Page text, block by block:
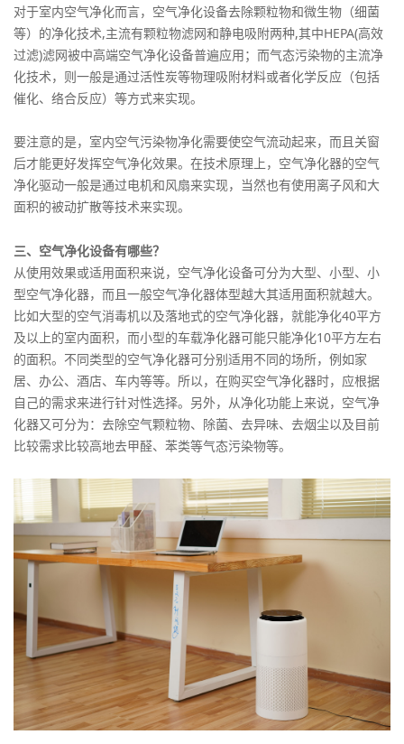
对于室内空气净化而言，空气净化设备去除颗粒物和微生物（细菌
等）的净化技术,主流有颗粒物滤网和静电吸附两种,其中HEPA(高效
过滤)滤网被中高端空气净化设备普遍应用；而气态污染物的主流净
化技术，则一般是通过活性炭等物理吸附材料或者化学反应（包括
催化、络合反应）等方式来实现。
要注意的是，室内空气污染物净化需要使空气流动起来，而且关窗
后才能更好发挥空气净化效果。在技术原理上，空气净化器的空气
净化驱动一般是通过电机和风扇来实现，当然也有使用离子风和大
面积的被动扩散等技术来实现。
三、空气净化设备有哪些？
从使用效果或适用面积来说，空气净化设备可分为大型、小型、小
型空气净化器，而且一般空气净化器体型越大其适用面积就越大。
比如大型的空气消毒机以及落地式的空气净化器，就能净化40平方
及以上的室内面积，而小型的车载净化器可能只能净化10平方左右
的面积。不同类型的空气净化器可分别适用不同的场所，例如家
居、办公、酒店、车内等等。所以，在购买空气净化器时，应根据
自己的需求来进行针对性选择。另外，从净化功能上来说，空气净
化器又可分为：去除空气颗粒物、除菌、去异味、去烟尘以及目前
比较需求比较高地去甲醛、苯类等气态污染物等。